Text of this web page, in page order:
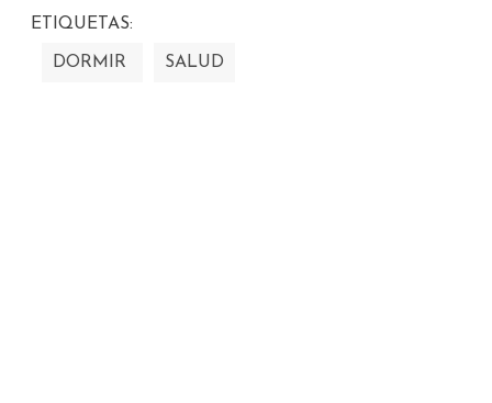
ETIQUETAS:
DORMIR SALUD